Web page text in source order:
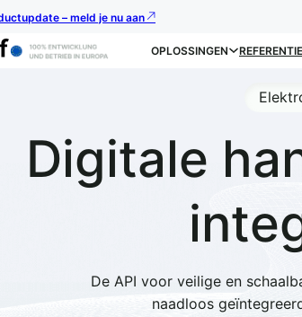
– meld je nu aan
OPLOSSINGEN
Digitale
De API voor veilige en
naadloos